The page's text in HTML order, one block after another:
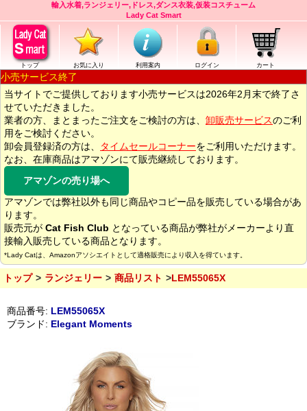
輸入水着,ランジェリー,ドレス,ダンス衣装,仮装コスチューム
Lady Cat Smart
トップ お気に入り 利用案内 ログイン カート
小売サービス終了
当サイトでご提供しております小売サービスは2026年2月末で終了さ
せていただきました。
業者の方、まとまったご注文をご検討の方は、 卸販売サービスのご利
用をご検討ください。
卸会員登録済の方は、
タイムセールコーナーをご利用いただけます。
なお、在庫商品はアマゾンにて販売継続しております。
アマゾンの売り場へ
アマゾンでは弊社以外も同じ商品やコピー品を販売している場合があ
ります。
販売元が Cat Fish Club となっている商品が弊社がメーカーより直
接輸入販売している商品となります。
*Lady Catは、Amazonアソシエイトとして適格販売により収入を得ています。
トップ ランジェリー 商品リスト LEM55065X
商品番号: LEM55065X
ブランド: Elegant Moments